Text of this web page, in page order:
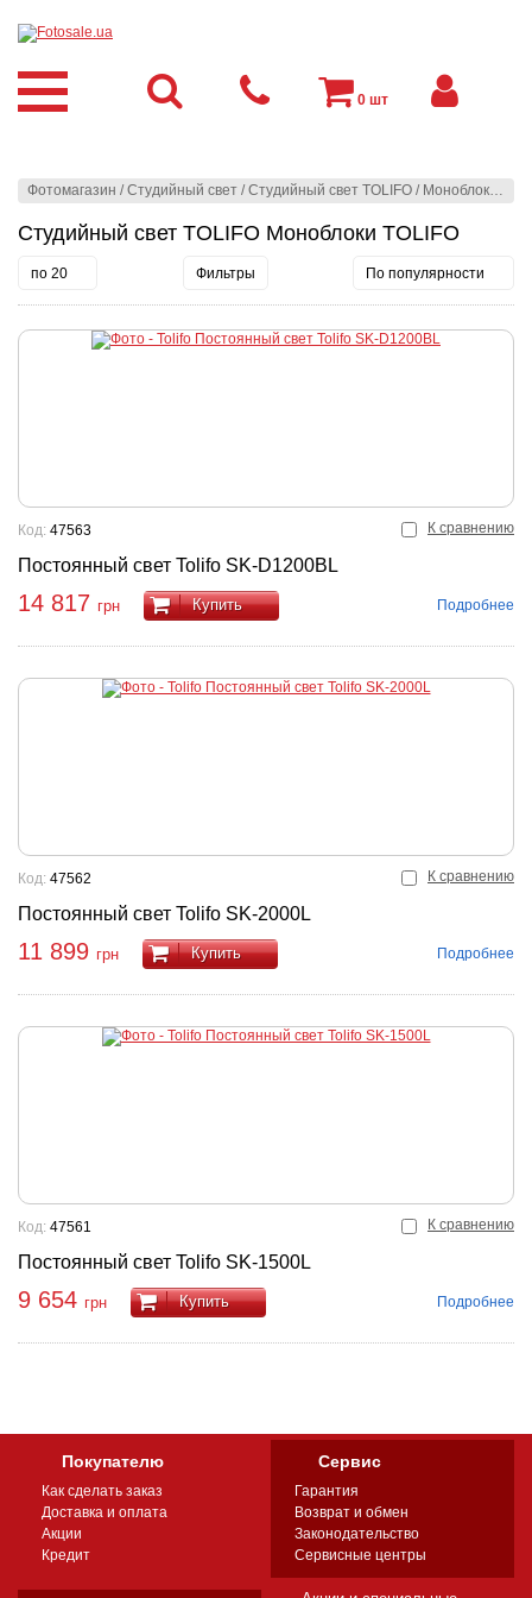
Фотомагазин /Студийный свет /Студийный свет TOLIFO / Моноблоки TOLIFO
Студийный свет TOLIFO Моноблоки TOLIFO
по 20 Фильтры По популярности
К сравнению
Постоянный свет Tolifo SK-D1200BL
Код: 47563
14 817 грн Купить Подробнее
К сравнению
Постоянный свет Tolifo SK-2000L
Код: 47562
11 899 грн Купить Подробнее
К сравнению
Постоянный свет Tolifo SK-1500L
Код: 47561
9 654 грн Купить Подробнее
0 шт
Покупателю
Как сделать заказ
Доставка и оплата
Акции
Кредит
Сервис
Гарантия
Возврат и обмен
Законодательство
Сервисные центры